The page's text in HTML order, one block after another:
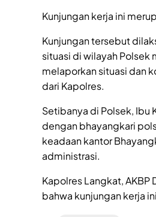
Kunjungan kerja ini
Kunjungan tersebut
situasi di wilayah
melaporkan situasi dan
dari Kapolres.
Setibanya di Polsek, Ibu
dengan bhayangkari
keadaan kantor
administrasi.
Kapolres Langkat,
bahwa kunjungan kerja